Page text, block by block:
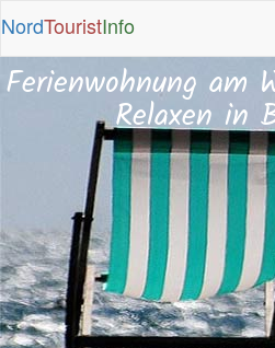
NordTouristInfo
Ferienwohnung am
Relaxen in